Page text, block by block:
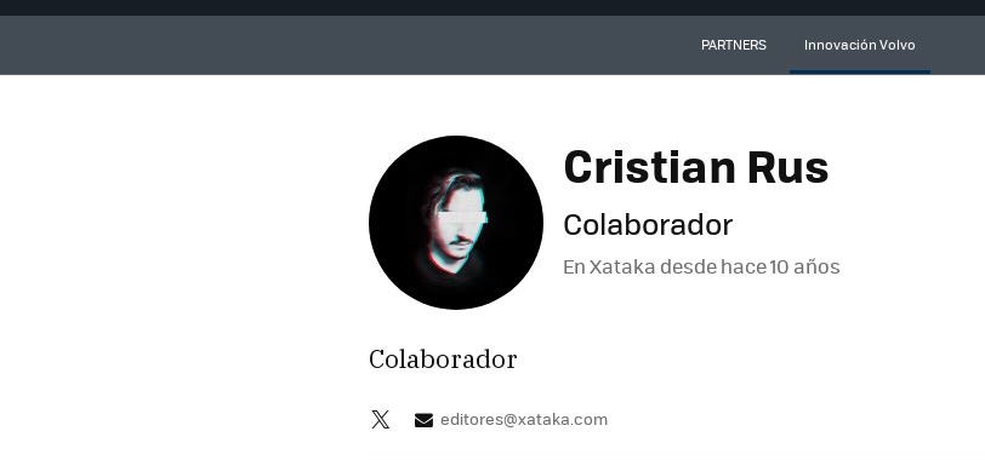
PARTNERS Innovación Volvo
Cristian Rus
Colaborador
En Xataka desdehace 10 años
Colaborador
editores@xataka.com